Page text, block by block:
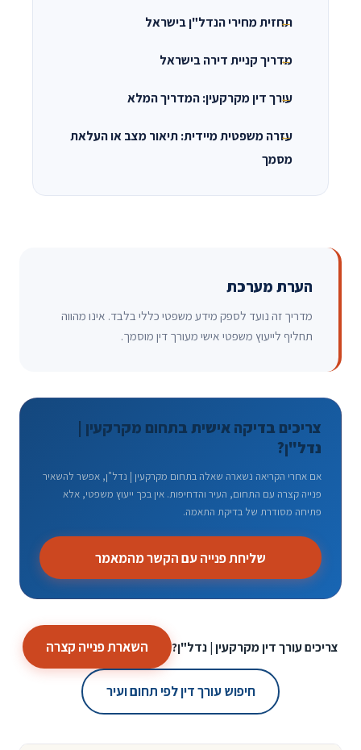
תחזית מחירי הנדל"ן בישראל
מדריך קניית דירה בישראל
עורך דין מקרקעין: המדריך המלא
עזרה משפטית מיידית: תיאור מצב או העלאת
מסמך
הערת מערכת
מדריך זה נועד לספק מידע משפטי כללי בלבד. אינו מהווה
תחליף לייעוץ משפטי אישי מעורך דין מוסמך.
צריכים בדיקה אישית בתחום מקרקעין |
נדל"ן?
אם אחרי הקריאה נשארה שאלה בתחום מקרקעין | נדל"ן, אפשר להשאיר
פנייה קצרה עם התחום, העיר והדחיפות. אין בכך ייעוץ משפטי, אלא
פתיחה מסודרת של בדיקת התאמה.
שליחת פנייה עם הקשר מהמאמר
צריכים עורך דין מקרקעין | נדל"ן? השארת פנייה קצרה
חיפוש עורך דין לפי תחום ועיר